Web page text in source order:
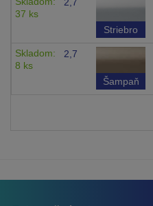
37 ks
2,7
Striebro
Skladom:
8 ks
2,7
Šampaň